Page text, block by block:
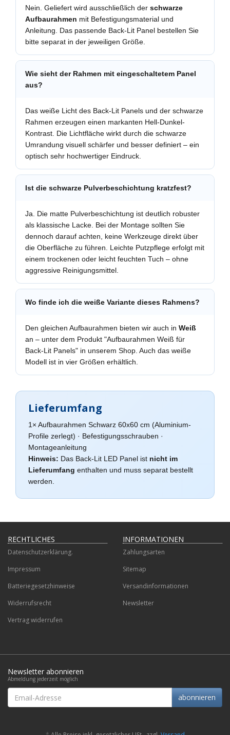
Nein. Geliefert wird ausschließlich der schwarze
Aufbaurahmen mit Befestigungsmaterial und
Anleitung. Das passende Back-Lit Panel bestellen Sie
bitte separat in der jeweiligen Größe.
Wie sieht der Rahmen mit eingeschaltetem Panel
aus?
Das weiße Licht des Back-Lit Panels und der schwarze
Rahmen erzeugen einen markanten Hell-Dunkel-
Kontrast. Die Lichtfläche wirkt durch die schwarze
Umrandung visuell schärfer und besser definiert – ein
optisch sehr hochwertiger Eindruck.
Ist die schwarze Pulverbeschichtung kratzfest?
Ja. Die matte Pulverbeschichtung ist deutlich robuster
als klassische Lacke. Bei der Montage sollten Sie
dennoch darauf achten, keine Werkzeuge direkt über
die Oberfläche zu führen. Leichte Putzpflege erfolgt mit
einem trockenen oder leicht feuchten Tuch – ohne
aggressive Reinigungsmittel.
Wo finde ich die weiße Variante dieses Rahmens?
Den gleichen Aufbaurahmen bieten wir auch in Weiß
an – unter dem Produkt "Aufbaurahmen Weiß für
Back-Lit Panels" in unserem Shop. Auch das weiße
Modell ist in vier Größen erhältlich.
Lieferumfang
1× Aufbaurahmen Schwarz 60x60 cm (Aluminium-
Profile zerlegt) · Befestigungsschrauben ·
Montageanleitung
Hinweis: Das Back-Lit LED Panel ist nicht im
Lieferumfang enthalten und muss separat bestellt
werden.
RECHTLICHES
Datenschutzerklärung.
Impressum
Batteriegesetzhinweise
Widerrufsrecht
Vertrag widerrufen
INFORMATIONEN
Zahlungsarten
Sitemap
Versandinformationen
Newsletter
Newsletter abonnieren
Abmeldung jederzeit möglich
Email-
Adresse
abonnieren